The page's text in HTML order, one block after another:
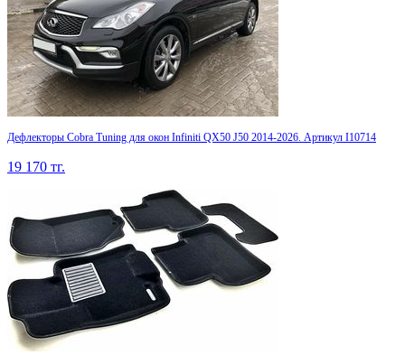
Дефлекторы Cobra Tuning для окон Infiniti QX50 J50 2014-2026. Артикул I10714
19 170 тг.